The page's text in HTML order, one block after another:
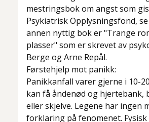
mestringsbok om angst som
Psykiatrisk Opplysningsfond, se
annen nyttig bok er "Trange
plasser" som er skrevet av
Berge og Arne Repål.
Førstehjelp mot panikk:
Panikkanfall varer gjerne i 10-
kan få åndenød og hjertebank,
eller skjelve. Legene har ingen
forklaring på fenomenet.